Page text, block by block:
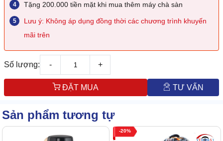
Tặng 200.000 tiền mặt khi mua thêm máy chà sàn
Lưu ý: Không áp dụng đồng thời các chương trình khuyến
mãi trên
Số lượng: - +
ĐẶT MUA TƯ VẤN
Sản phẩm tương tự
20